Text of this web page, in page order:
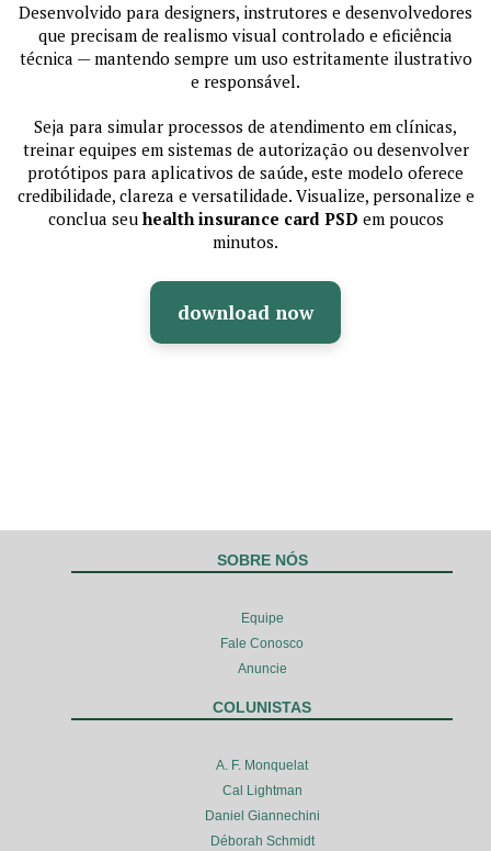
Desenvolvido para designers, instrutores e desenvolvedores
que precisam de realismo visual controlado e eficiência
técnica — mantendo sempre um uso estritamente ilustrativo
e responsável.
Seja para simular processos de atendimento em clínicas,
treinar equipes em sistemas de autorização ou desenvolver
protótipos para aplicativos de saúde, este modelo oferece
credibilidade, clareza e versatilidade. Visualize, personalize e
conclua seu health insurance card PSD em poucos
minutos.
download now
SOBRE NÓS
Equipe
Fale Conosco
Anuncie
COLUNISTAS
A. F. Monquelat
Cal Lightman
Daniel Giannechini
Déborah Schmidt